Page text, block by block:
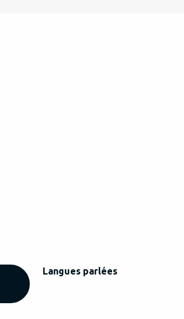
Langues parlées
Langues parlées